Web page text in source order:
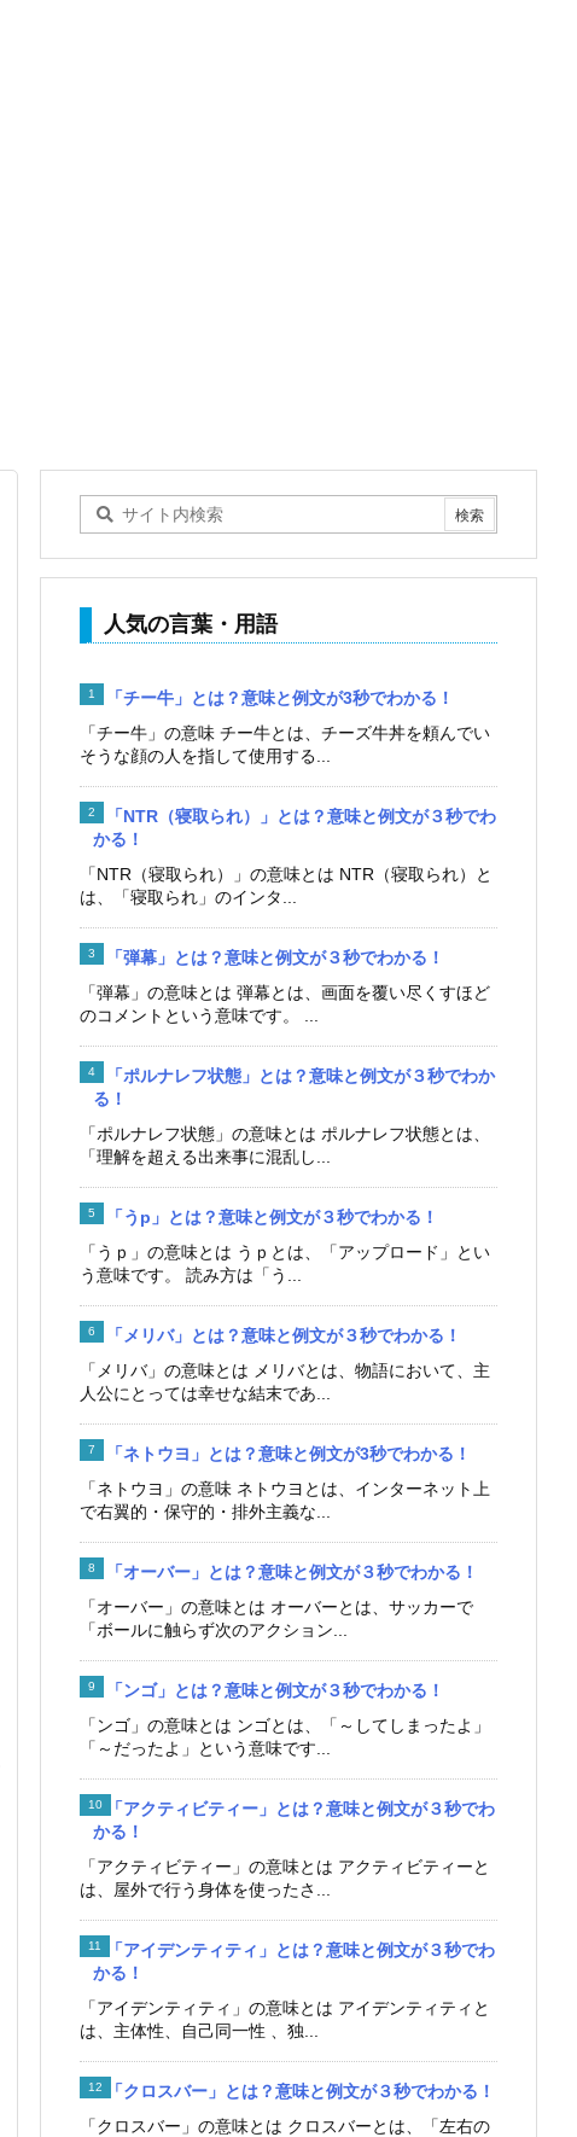
人気の言葉・用語
「チー牛」とは？意味と例文が3秒でわかる！
「チー牛」の意味 チー牛とは、チーズ牛丼を頼んでい
そうな顔の人を指して使用する...
「NTR（寝取られ）」とは？意味と例文が３秒でわ
かる！
「NTR（寝取られ）」の意味とは NTR（寝取られ）と
は、「寝取られ」のインタ...
「弾幕」とは？意味と例文が３秒でわかる！
「弾幕」の意味とは 弾幕とは、画面を覆い尽くすほど
のコメントという意味です。 ...
「ポルナレフ状態」とは？意味と例文が３秒でわか
る！
「ポルナレフ状態」の意味とは ポルナレフ状態とは、
「理解を超える出来事に混乱し...
「うp」とは？意味と例文が３秒でわかる！
「うｐ」の意味とは うｐとは、「アップロード」とい
う意味です。 読み方は「う...
「メリバ」とは？意味と例文が３秒でわかる！
「メリバ」の意味とは メリバとは、物語において、主
人公にとっては幸せな結末であ...
「ネトウヨ」とは？意味と例文が3秒でわかる！
「ネトウヨ」の意味 ネトウヨとは、インターネット上
で右翼的・保守的・排外主義な...
「オーバー」とは？意味と例文が３秒でわかる！
「オーバー」の意味とは オーバーとは、サッカーで
「ボールに触らず次のアクション...
「ンゴ」とは？意味と例文が３秒でわかる！
「ンゴ」の意味とは ンゴとは、「～してしまったよ」
「～だったよ」という意味です...
「アクティビティー」とは？意味と例文が３秒でわ
かる！
「アクティビティー」の意味とは アクティビティーと
は、屋外で行う身体を使ったさ...
「アイデンティティ」とは？意味と例文が３秒でわ
かる！
「アイデンティティ」の意味とは アイデンティティと
は、主体性、自己同一性 、独...
「クロスバー」とは？意味と例文が３秒でわかる！
「クロスバー」の意味とは クロスバーとは、「左右の